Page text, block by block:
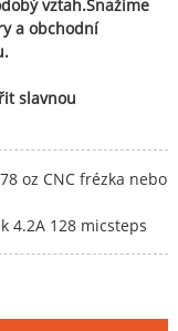
vztah.Snažíme
a obchodní
slavnou
oz CNC frézka nebo
4.2A 128 micsteps